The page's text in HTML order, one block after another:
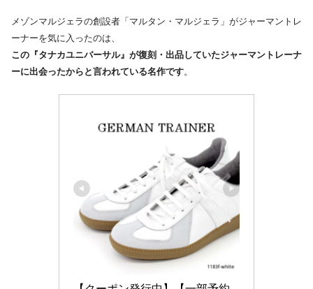
メゾンマルジェラの創設者「マルタン・マルジェラ」がジャーマントレ
ーナーを気に入ったのは、
この『タナカユニバーサル』が復刻・出品していたジャーマントレーナ
ーに出会ったからと言われている名作です。